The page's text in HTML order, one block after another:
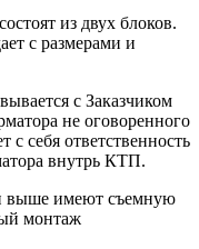
из двух блоков.
с размерами и
с Заказчиком
не оговоренного
с себя ответственность
внутрь КТП.
выше имеют съемную
монтаж